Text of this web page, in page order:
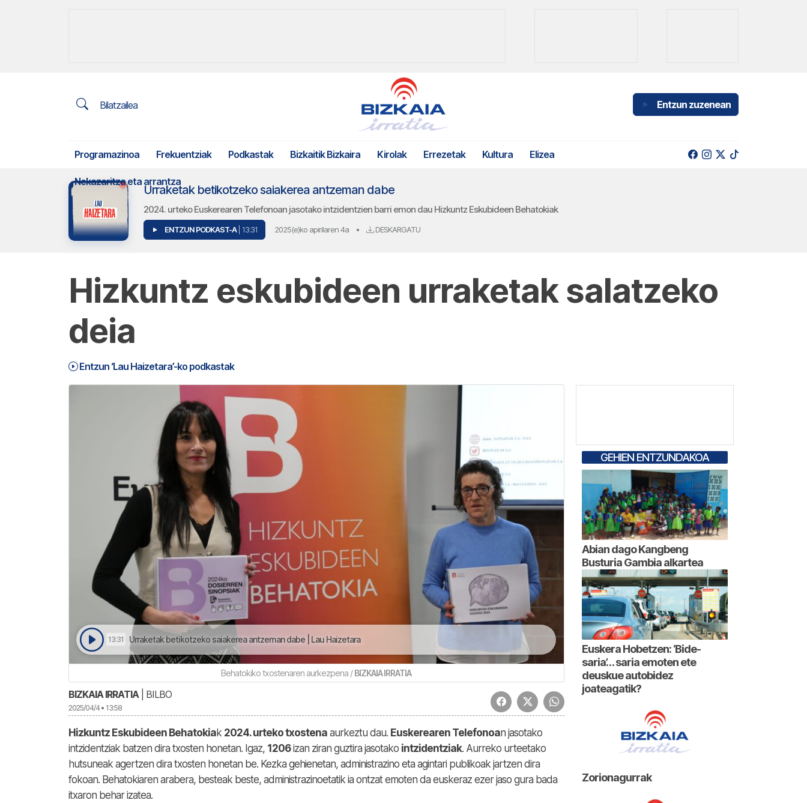
Bilatzailea Entzun zuzenean
Programazinoa Frekuentziak Podkastak Bizkaitik Bizkaira Kirolak Errezetak Kultura Elizea
Nekazaritza eta arrantza
Urraketak betikotzeko saiakerea antzeman dabe
2024. urteko Euskerearen Telefonoan jasotako intzidentzien barri emon dau Hizkuntz Eskubideen Behatokiak
ENTZUN PODKAST-A | 13:31 2025(e)ko apirilaren 4a • DESKARGATU
Hizkuntz eskubideen urraketak salatzeko
deia
Entzun ‘Lau Haizetara’-ko podkastak
13:31 Urraketak betikotzeko saiakerea antzeman dabe | Lau Haizetara
Behatokiko txostenaren aurkezpena /BIZKAIA IRRATIA
BIZKAIA IRRATIA| BILBO
2025/04/4 • 13:58
Hizkuntz Eskubideen Behatokiak 2024. urteko txostena aurkeztu dau. Euskerearen Telefonoan jasotako
intzidentziak batzen dira txosten honetan. Igaz, 1206izan ziran guztira jasotako intzidentziak. Aurreko urteetako
hutsuneak agertzen dira txosten honetan be. Kezka gehienetan, administrazino eta agintari publikoak jartzen dira
fokoan. Behatokiaren arabera, besteak beste, administrazinoetatik ia ontzat emoten da euskeraz ezer jaso gura bada
itxaron behar izatea.
GEHIEN ENTZUNDAKOA
Abian dago Kangbeng
Busturia Gambia alkartea
Euskera Hobetzen: ‘Bide-
saria’… saria emoten ete
deuskue autobidez
joateagatik?
Zorionagurrak